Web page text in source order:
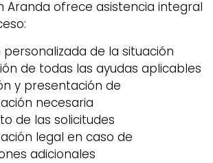
Aranda ofrece asistencia integral
personalizada de la situación
de todas las ayudas aplicables
y presentación de
necesaria
de las solicitudes
legal en caso de
adicionales